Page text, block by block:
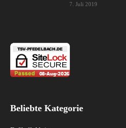
7. Juli 2019
Beliebte Kategorie